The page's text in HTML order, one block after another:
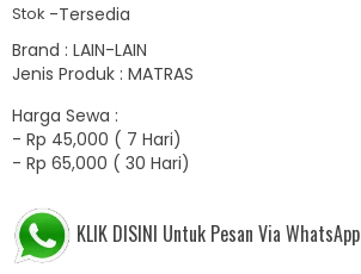
Stok -Tersedia
Brand : LAIN-LAIN
Jenis Produk : MATRAS
Harga Sewa :
- Rp 45,000 ( 7 Hari)
- Rp 65,000 ( 30 Hari)
KLIK DISINI Untuk Pesan Via WhatsApp